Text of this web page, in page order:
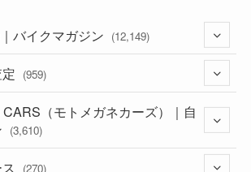
バイクマガジン (12,149)
(44)
(1,244)
(959)
(352)
(1)
（モトメガネカーズ）｜自
(3,610)
(270)